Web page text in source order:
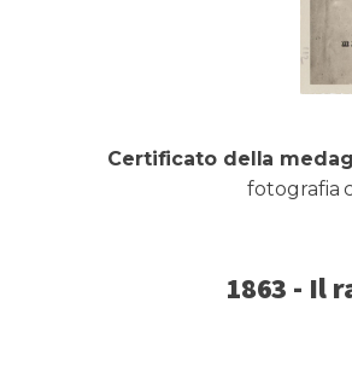
Certificato della
fotografia
1863 - Il